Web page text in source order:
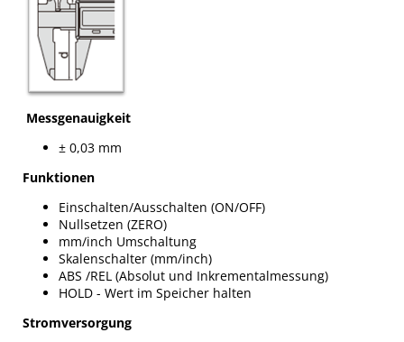
Messgenauigkeit
± 0,03 mm
Funktionen
Einschalten/Ausschalten (ON/OFF)
Nullsetzen (ZERO)
mm/inch Umschaltung
Skalenschalter (mm/inch)
ABS /REL (Absolut und Inkrementalmessung)
HOLD - Wert im Speicher halten
Stromversorgung